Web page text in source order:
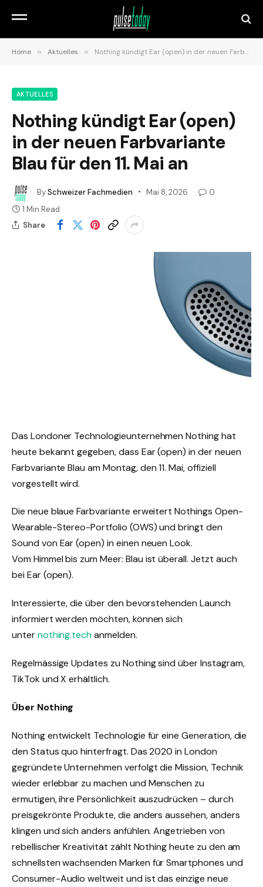
Home » Aktuelles » Nothing kündigt Ear (open) in der neuen Farbvariante Blau für den 11. Mai an
AKTUELLES
Nothing kündigt Ear (open)
in der neuen Farbvariante
Blau für den 11. Mai an
BySchweizer Fachmedien Mai 8, 2026
0
1 Min Read
Share
Das Londoner Technologieunternehmen Nothing hat
heute bekannt gegeben, dass Ear (open) in der neuen
Farbvariante Blau am Montag, den 11. Mai, offiziell
vorgestellt wird.
Die neue blaue Farbvariante erweitert Nothings Open-
Wearable-Stereo-Portfolio (OWS) und bringt den
Sound von Ear (open) in einen neuen Look.
Vom Himmel bis zum Meer: Blau ist überall. Jetzt auch
bei Ear (open).
Interessierte, die über den bevorstehenden Launch
informiert werden möchten, können sich
unternothing.techanmelden.
Regelmässige Updates zu Nothing sind über Instagram,
TikTok und X erhältlich.
Über Nothing
Nothing entwickelt Technologie für eine Generation, die
den Status quo hinterfragt. Das 2020 in London
gegründete Unternehmen verfolgt die Mission, Technik
wieder erlebbar zu machen und Menschen zu
ermutigen, ihre Persönlichkeit auszudrücken – durch
preisgekrönte Produkte, die anders aussehen, anders
klingen und sich anders anfühlen. Angetrieben von
rebellischer Kreativität zählt Nothing heute zu den am
schnellsten wachsenden Marken für Smartphones und
Consumer-Audio weltweit und ist das einzige neue